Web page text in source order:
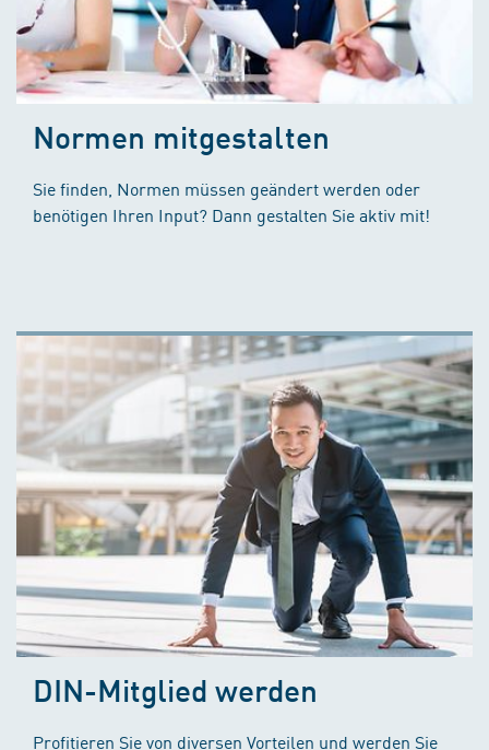
Normen mitgestalten
Sie finden, Normen müssen geändert werden oder
benötigen Ihren Input? Dann gestalten Sie aktiv mit!
DIN-Mitglied werden
Profitieren Sie von diversen Vorteilen und werden Sie